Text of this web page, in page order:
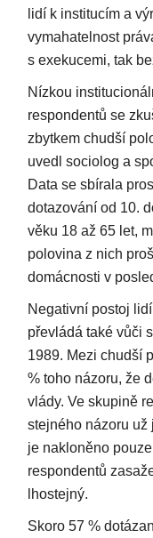
lidí k institucím a
vymahatelnost
s exekucemi, tak
Nízkou
respondentů se
zbytkem chudší
uvedl sociolog a
Data se sbírala
dotazování od 10.
věku 18 až 65 let,
polovina z nich
domácnosti v
Negativní postoj
převládá také vůči
1989. Mezi chudší
% toho názoru, že
vlády. Ve skupině
stejného názoru už
je nakloněno
respondentů
lhostejný.
Skoro 57 %